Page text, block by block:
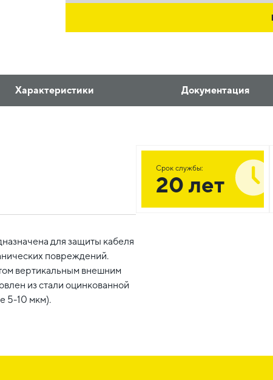
Характеристики Документация
для защиты кабеля
повреждений.
вертикальным внешним
из стали оцинкованной
5-10 мкм).
Срок службы:
20 лет